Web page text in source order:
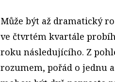
Může být až dramatický
ve čtvrtém kvartále
roku následujícího. Z
rozumem, pořád o jednu